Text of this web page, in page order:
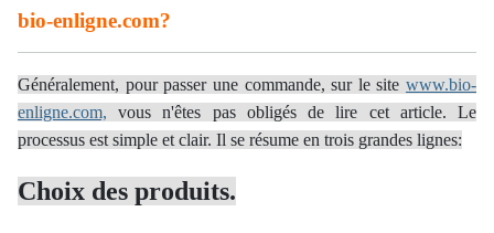
bio-enligne.com?
Généralement, pour passer une commande, sur le site www.bio-
enligne.com, vous n'êtes pas obligés de lire cet article. Le
processus est simple et clair. Il se résume en trois grandes lignes:
Choix des produits.